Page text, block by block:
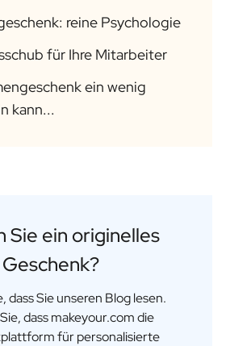
reine Psychologie
für Ihre Mitarbeiter
ein wenig
kann...
Sie ein originelles
Geschenk?
dass Sie unseren Blog lesen.
dass makeyour.com die
für personalisierte